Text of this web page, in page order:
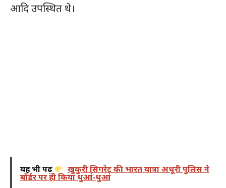
आदि उपस्थित थे।
यह भी पढ़ें खुकुरी सिगरेट की भारत यात्रा अधूरी पुलिस ने
बॉर्डर पर ही किया धुआं-धुआं